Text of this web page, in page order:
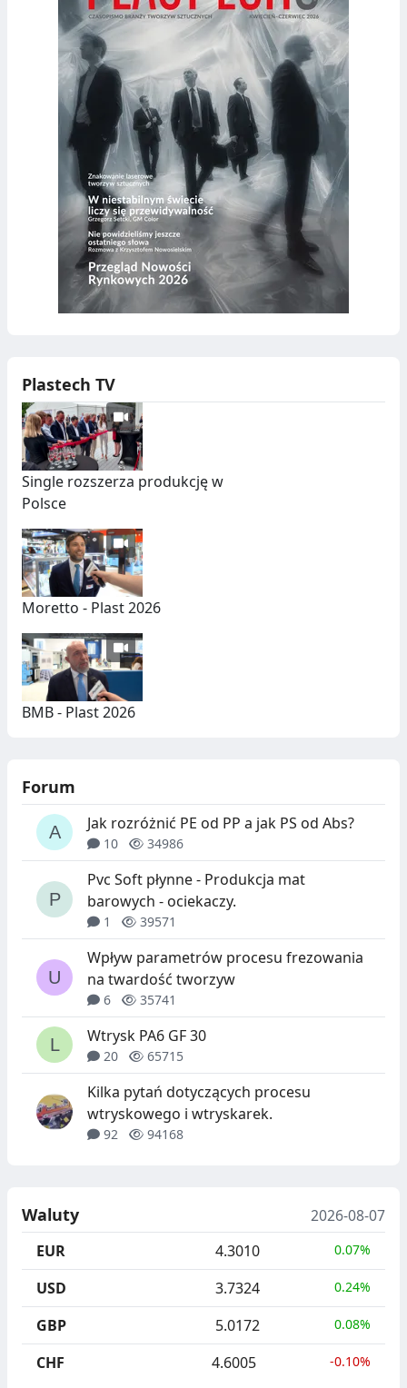
Plastech TV
Single rozszerza produkcję w
Polsce
Moretto - Plast 2026
BMB - Plast 2026
Forum
Jak rozróżnić PE od PP a jak PS od Abs?
10 34986
Pvc Soft płynne - Produkcja mat
barowych - ociekaczy.
1 39571
Wpływ parametrów procesu frezowania
na twardość tworzyw
6 35741
Wtrysk PA6 GF 30
20 65715
Kilka pytań dotyczących procesu
wtryskowego i wtryskarek.
92 94168
Waluty
2026-08-07
EUR
4.3010 0.07%
USD 3.7324 0.24%
GBP 5.0172 0.08%
CHF 4.6005 -0.10%